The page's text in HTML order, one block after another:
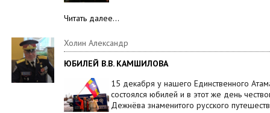
Читать далее…
Холин Александр
ЮБИЛЕЙ В.В. КАМШИЛОВА
15 декабря у нашего Единственного
состоялся юбилей и в этот же день
Дежнёва знаменитого русского